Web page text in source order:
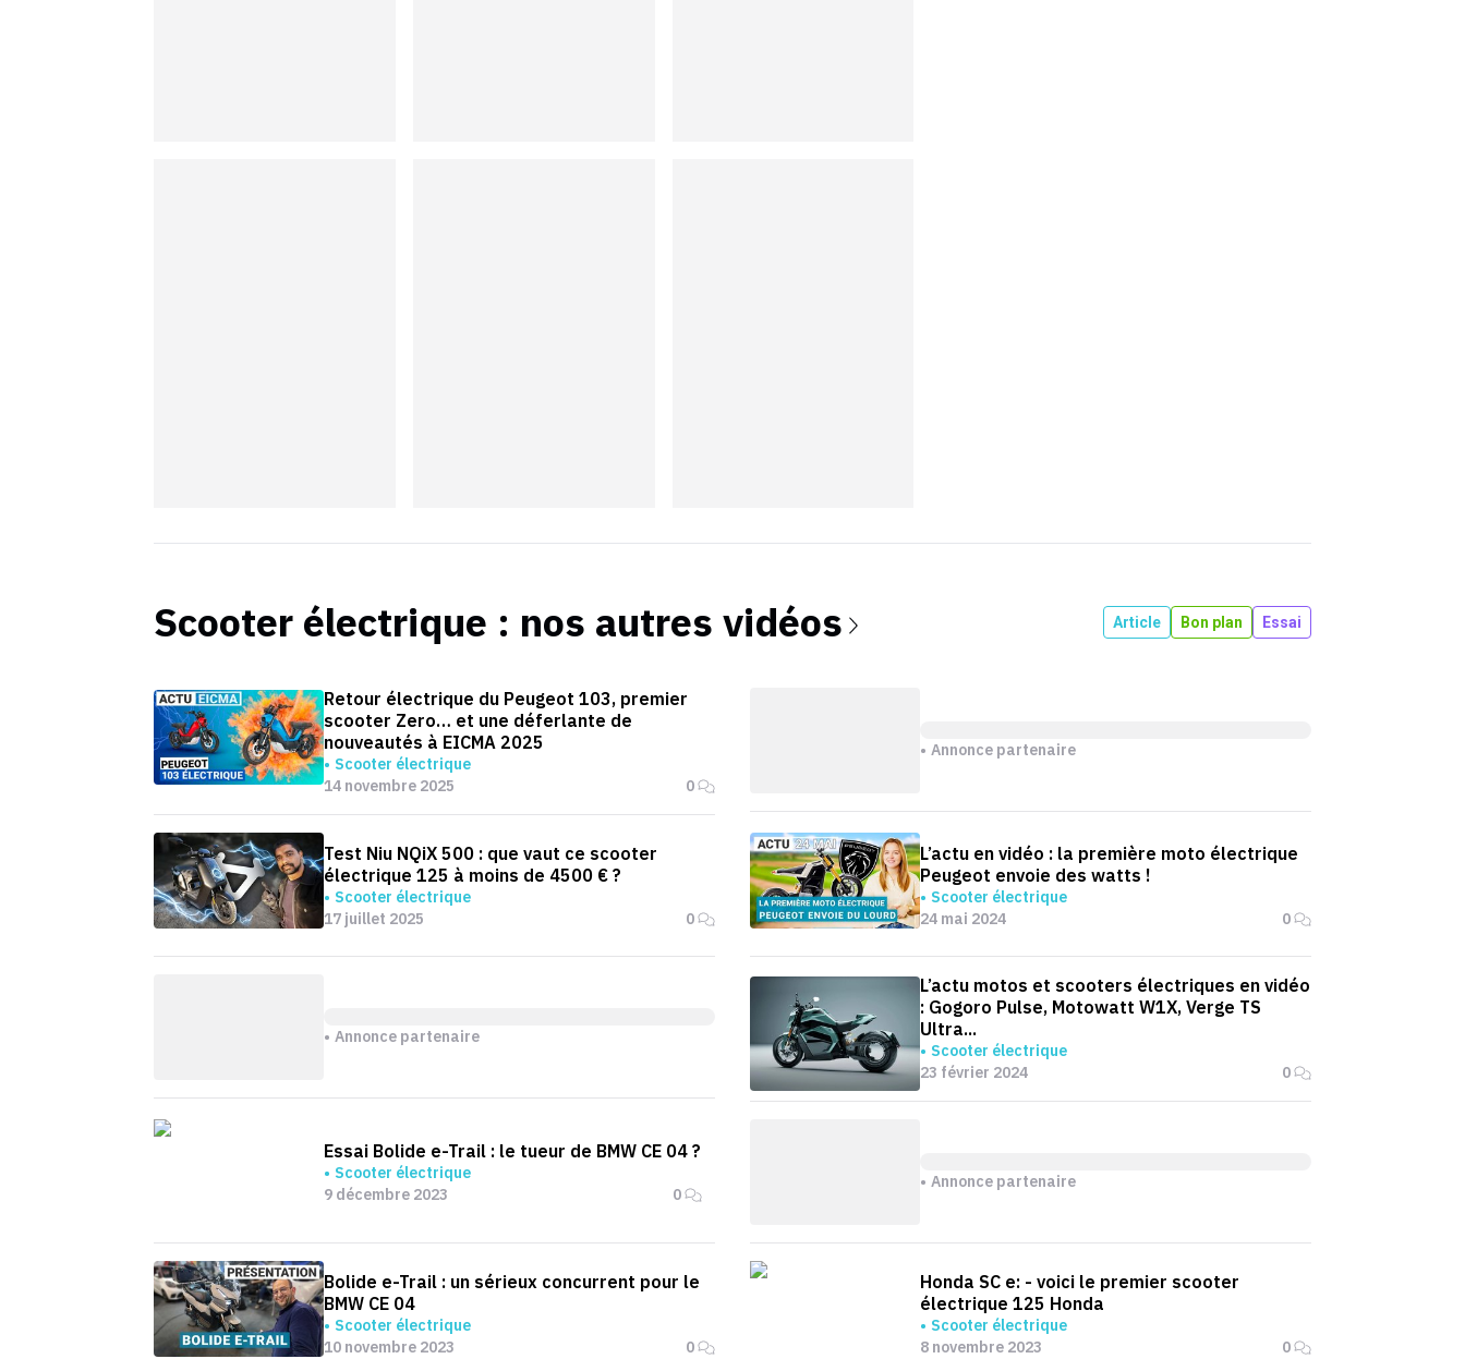
Scooter électrique : nos autres vidéos Article Bon plan Essai
Retour électrique du Peugeot 103, premier
scooter Zero… et une déferlante de
nouveautés à EICMA 2025
Scooter électrique
14 novembre 2025
0
Annonce partenaire
Test Niu NQiX 500 : que vaut ce scooter
électrique 125 à moins de 4500 € ?
Scooter électrique
17 juillet 2025
0
L’actu en vidéo : la première moto électrique
Peugeot envoie des watts !
Scooter électrique
24 mai 2024
0
Annonce partenaire
L’actu motos et scooters électriques en vidéo
: Gogoro Pulse, Motowatt W1X, Verge TS
Ultra...
Scooter électrique
23 février 2024
0
Essai Bolide e-Trail : le tueur de BMW CE 04 ?
Scooter électrique
9 décembre 2023
0
Annonce partenaire
Bolide e-Trail : un sérieux concurrent pour le
BMW CE 04
Scooter électrique
10 novembre 2023
0
Honda SC e: - voici le premier scooter
électrique 125 Honda
Scooter électrique
8 novembre 2023
0